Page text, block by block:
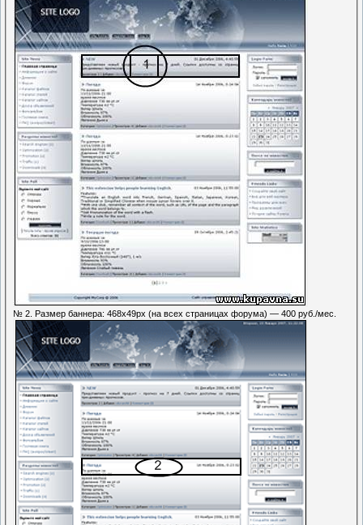
№ 2. Размер баннера: 468х49px (на всех страницах форума) — 400 руб./мес.